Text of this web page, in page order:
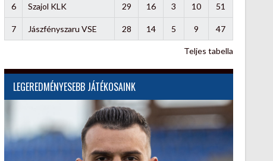
6 Szajol KLK 29 16 3 10 51
7 Jászfényszaru VSE 28 14 5 9 47
Teljes tabella
LEGEREDMÉNYESEBB JÁTÉKOSAINK